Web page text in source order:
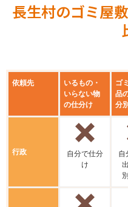
長生村のゴミ屋
依頼先
いるもの・
いらない物
の仕分け
ゴ
品
分
行政
⾃分で仕分
け
⾃